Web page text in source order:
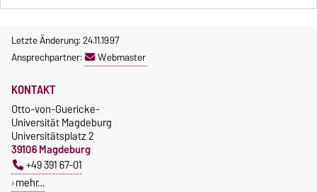
Letzte Änderung: 24.11.1997
Ansprechpartner:
Webmaster
KONTAKT
Otto-von-Guericke-
Universität Magdeburg
Universitätsplatz 2
39106 Magdeburg
+49 391 67-01
mehr…